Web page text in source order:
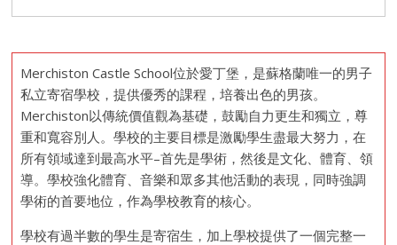
Merchiston Castle School位於愛丁堡，是蘇格蘭唯一的男子
私立寄宿學校，提供優秀的課程，培養出色的男孩。
Merchiston以傳統價值觀為基礎，鼓勵自力更生和獨立，尊
重和寬容別人。學校的主要目標是激勵學生盡最大努力，在
所有領域達到最高水平–首先是學術，然後是文化、體育、領
導。學校強化體育、音樂和眾多其他活動的表現，同時強調
學術的首要地位，作為學校教育的核心。
學校有過半數的學生是寄宿生，加上學校提供了一個完整一